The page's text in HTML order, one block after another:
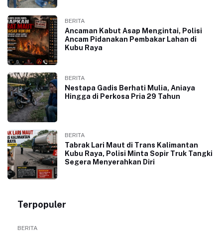
BERITA
Ancaman Kabut Asap Mengintai, Polisi
Ancam Pidanakan Pembakar Lahan di
Kubu Raya
BERITA
Nestapa Gadis Berhati Mulia, Aniaya
Hingga di Perkosa Pria 29 Tahun
BERITA
Tabrak Lari Maut di Trans Kalimantan
Kubu Raya, Polisi Minta Sopir Truk Tangki
Segera Menyerahkan Diri
Terpopuler
BERITA